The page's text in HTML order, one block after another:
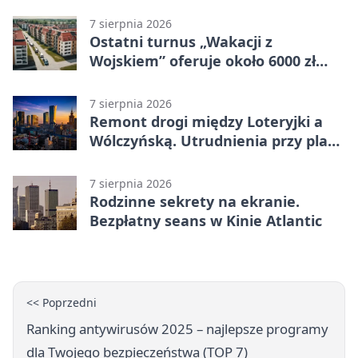
7 sierpnia 2026
Ostatni turnus „Wakacji z
Wojskiem” oferuje około 6000 zł
7 sierpnia 2026
Remont drogi między Loteryjki a
Wólczyńską. Utrudnienia przy placu
7 sierpnia 2026
Rodzinne sekrety na ekranie.
Bezpłatny seans w Kinie Atlantic
<< Poprzedni
Ranking antywirusów 2025 – najlepsze programy
dla Twojego bezpieczeństwa (TOP 7)